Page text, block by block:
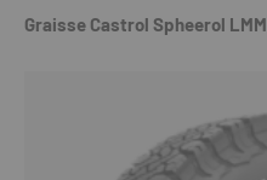
Graisse Castrol Spheerol LMM